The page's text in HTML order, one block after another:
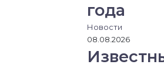
года
Новости
08.08.2026